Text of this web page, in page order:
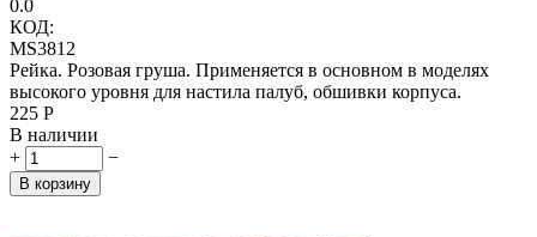
0.0
КОД:
MS3812
Рейка. Розовая груша. Применяется в основном в моделях
высокого уровня для настила палуб, обшивки корпуса.
‍225‍ Р
В наличии
+
−
В корзину